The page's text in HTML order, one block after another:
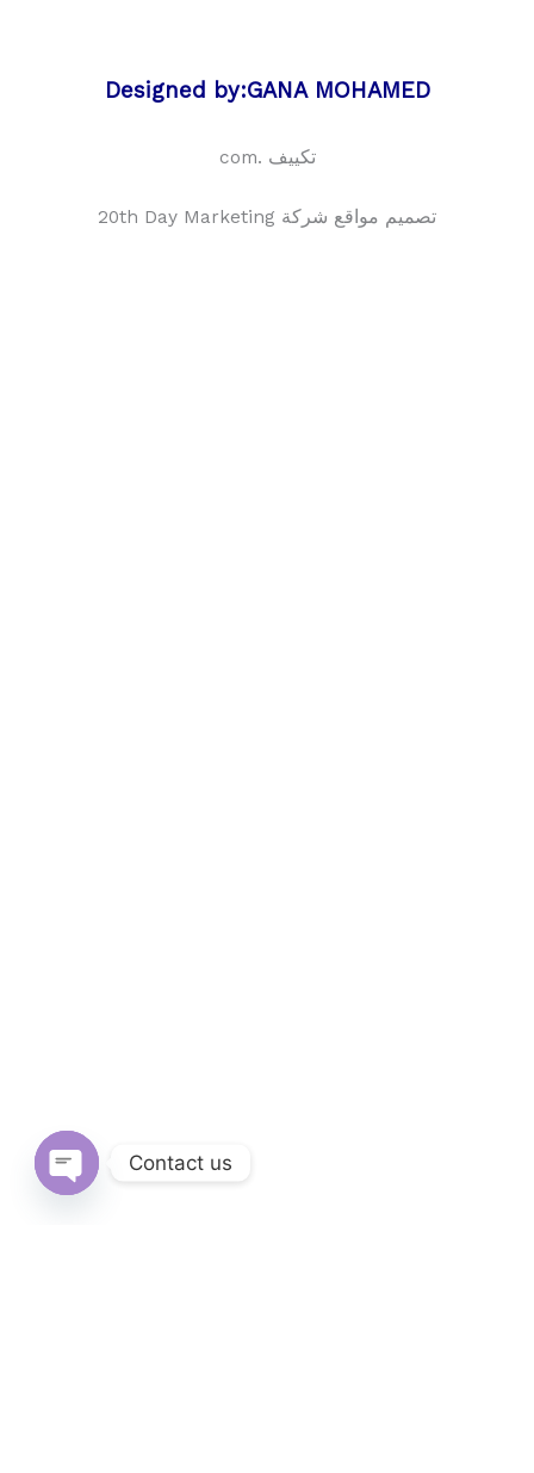
Designed by:GANA MOHAMED
تكييف .com
تصميم مواقع شركة 20th Day Marketing
Contact us
Open